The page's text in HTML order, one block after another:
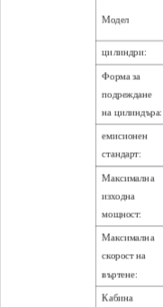
Модел
цилиндри:
Форма за
подреждане
на цилиндъра:
емисионен
стандарт:
Максимална
изходна
мощност:
Максимална
скорост на
въртене:
Кабина